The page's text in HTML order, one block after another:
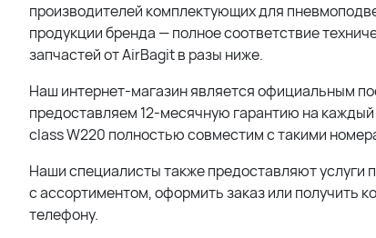
производителей комплектующих для
продукции бренда — полное соответствие
запчастей от AirBagit в разы ниже.
Наш интернет-магазин является официальным
предоставляем 12-месячную гарантию на
class W220 полностью совместим с такими
Наши специалисты также предоставляют услуги
с ассортиментом, оформить заказ или получить
телефону.